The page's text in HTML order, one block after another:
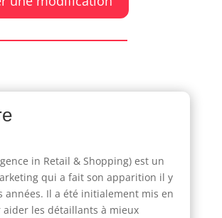
in Retail & Shopping) est un
qui a fait son apparition il y
années. Il a été initialement mis en
aider les détaillants à mieux